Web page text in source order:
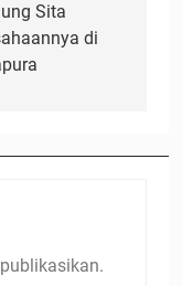
Sita
di